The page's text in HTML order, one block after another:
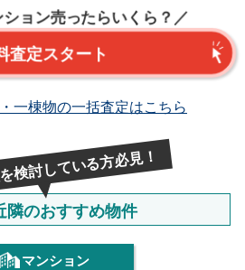
ョン売ったらいくら？／
査定スタート
一棟物の一括査定はこちら
検討している方必見！
隣のおすすめ物件
マンション